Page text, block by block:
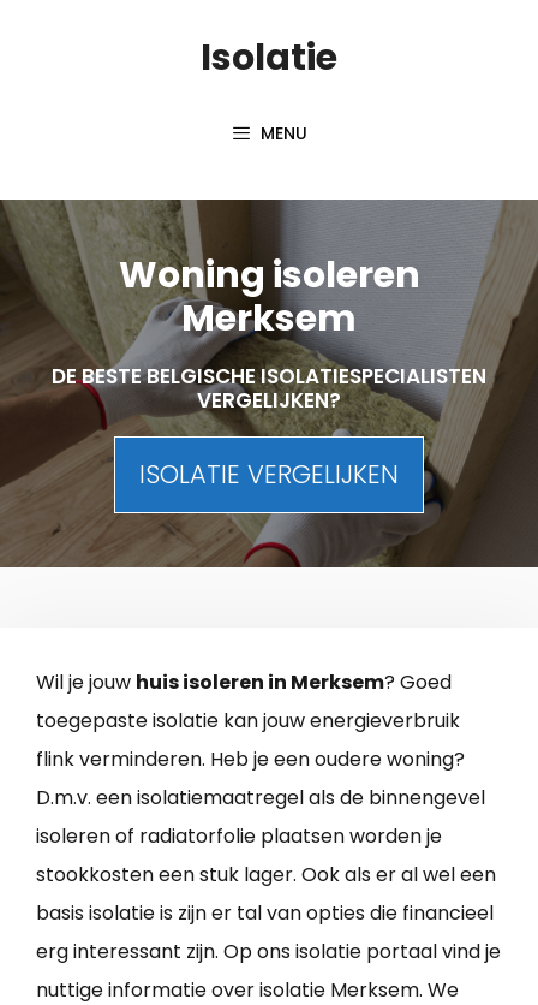
Isolatie
MENU
Woning isoleren
Merksem
DE BESTE BELGISCHE ISOLATIESPECIALISTEN
VERGELIJKEN?
ISOLATIE VERGELIJKEN
Wil je jouw huis isoleren in Merksem? Goed
toegepaste isolatie kan jouw energieverbruik
flink verminderen. Heb je een oudere woning?
D.m.v. een isolatiemaatregel als de binnengevel
isoleren of radiatorfolie plaatsen worden je
stookkosten een stuk lager. Ook als er al wel een
basis isolatie is zijn er tal van opties die financieel
erg interessant zijn. Op ons isolatie portaal vind je
nuttige informatie over isolatie Merksem. We